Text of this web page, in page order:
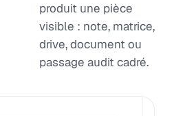
produit une pièce
visible : note, matrice,
drive, document ou
passage audit cadré.